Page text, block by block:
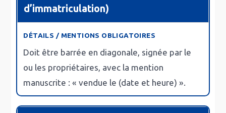
d’immatriculation)
Doit être barrée en diagonale, signée par le
ou les propriétaires, avec la mention
manuscrite : « vendue le (date et heure) ».